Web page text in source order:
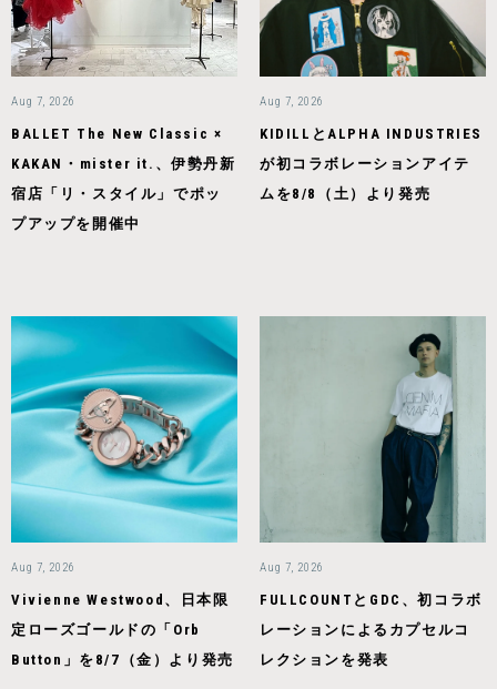
Aug 7, 2026
BALLET The New Classic ×
KAKAN・mister it.、伊勢丹新
宿店「リ・スタイル」でポッ
プアップを開催中
Aug 7, 2026
KIDILLとALPHA INDUSTRIES
が初コラボレーションアイテ
ムを8/8（土）より発売
Aug 7, 2026
Vivienne Westwood、日本限
定ローズゴールドの「Orb
Button」を8/7（金）より発売
Aug 7, 2026
FULLCOUNTとGDC、初コラボ
レーションによるカプセルコ
レクションを発表